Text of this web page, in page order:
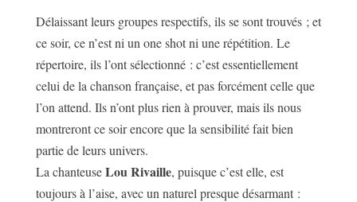
Délaissant leurs groupes respectifs, ils se sont trouvés ; et
ce soir, ce n’est ni un one shot ni une répétition. Le
répertoire, ils l’ont sélectionné : c’est essentiellement
celui de la chanson française, et pas forcément celle que
l’on attend. Ils n’ont plus rien à prouver, mais ils nous
montreront ce soir encore que la sensibilité fait bien
partie de leurs univers.
La chanteuseLou Rivaille, puisque c’est elle, est
toujours à l’aise, avec un naturel presque désarmant :